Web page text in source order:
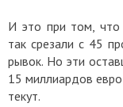
И это при том, что
так срезали с 45
рывок. Но эти
15 миллиардов
текут.